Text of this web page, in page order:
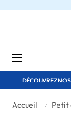
Basculer
la
navigation
☰
DÉCOUVREZ
Accueil Petit